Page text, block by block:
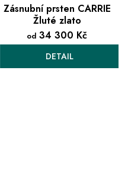
Zásnubní prsten CARRIE
Žluté zlato
od 34 300 Kč
DETAIL